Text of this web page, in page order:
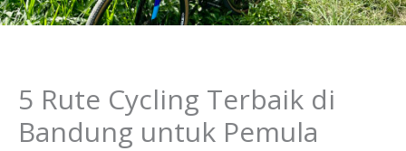
5 Rute Cycling Terbaik di
Bandung untuk Pemula